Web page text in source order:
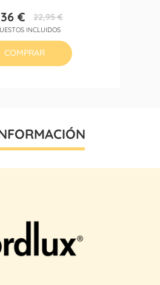
Precio
€Precio
base
22,95 €
INCLUIDOS
COMPRAR